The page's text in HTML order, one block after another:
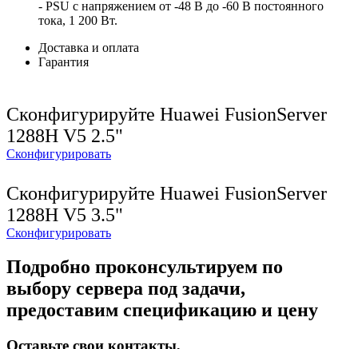
- PSU с напряжением от -48 В до -60 В постоянного
тока, 1 200 Вт.
Доставка и оплата
Гарантия
Сконфигурируйте Huawei FusionServer
1288H V5 2.5"
Сконфигурировать
Сконфигурируйте Huawei FusionServer
1288H V5 3.5"
Сконфигурировать
Подробно проконсультируем по
выбору сервера под задачи,
предоставим спецификацию и цену
Оставьте свои контакты,